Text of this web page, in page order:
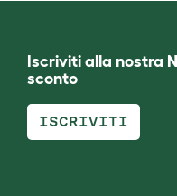
Iscriviti alla nostra
sconto
ISCRIVITI